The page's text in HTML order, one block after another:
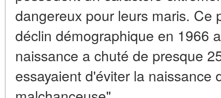
dangereux pour leurs maris. Ce
déclin démographique en 1966
naissance a chuté de presque
essayaient d'éviter la naissance